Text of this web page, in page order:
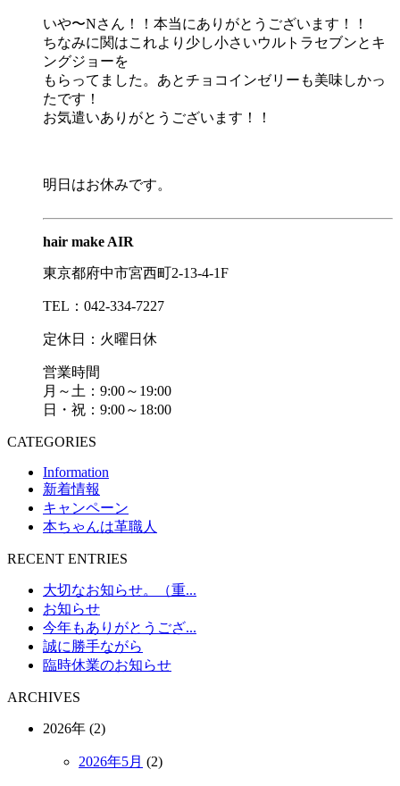
いや〜Nさん！！本当にありがとうございます！！
ちなみに関はこれより少し小さいウルトラセブンとキ
ングジョーを
もらってました。あとチョコインゼリーも美味しかっ
たです！
お気遣いありがとうございます！！
明日はお休みです。
hair make AIR
東京都府中市宮西町2-13-4-1F
TEL：042-334-7227
定休日：火曜日休
営業時間
月～土：9:00～19:00
日・祝：9:00～18:00
CATEGORIES
Information
新着情報
キャンペーン
本ちゃんは革職人
RECENT ENTRIES
大切なお知らせ。（重...
お知らせ
今年もありがとうござ...
誠に勝手ながら
臨時休業のお知らせ
ARCHIVES
2026年 (2)
2026年5月 (2)